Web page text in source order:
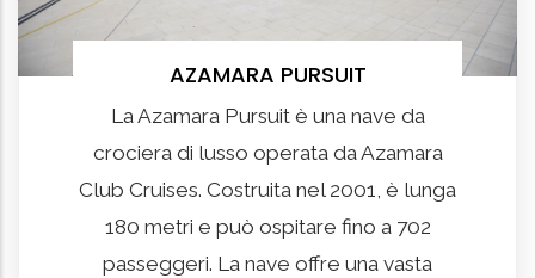
AZAMARA PURSUIT
La Azamara Pursuit è una nave da
crociera di lusso operata da Azamara
Club Cruises. Costruita nel 2001, è lunga
180 metri e può ospitare fino a 702
passeggeri. La nave offre una vasta